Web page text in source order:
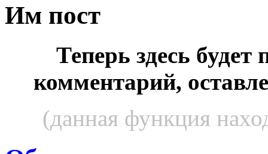
Им пост
Теперь здесь будет
комментарий,
(данная функция